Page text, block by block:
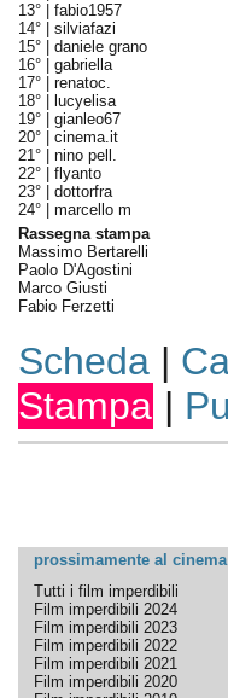
13° | fabio1957
14° | silviafazi
15° | daniele grano
16° | gabriella
17° | renatoc.
18° |
lucyelisa
19° | gianleo67
20° | cinema.it
21° | nino pell.
22° | flyanto
23° | dottorfra
24° | marcello m
Rassegna stampa
Massimo Bertarelli
Paolo D'Agostini
Marco Giusti
Fabio Ferzetti
Scheda|
Stampa |
prossimamente al cinema
Tutti i film imperdibili
Film imperdibili 2024
Film imperdibili 2023
Film imperdibili 2022
Film imperdibili 2021
Film imperdibili 2020